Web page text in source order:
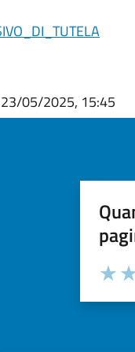
23/05/2025, 15:45
Valuta